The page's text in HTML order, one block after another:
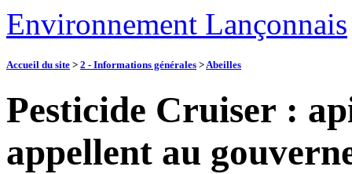
Environnement Lançonnais
Accueil du site > 2 - Informations générales >Abeilles
Pesticide Cruiser :
appellent au